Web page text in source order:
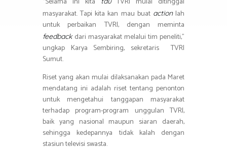
masyarakat. Tapi kita kan mau buat actionlah
untuk perbaikan TVRI, dengan meminta
feedback dari masyarakat melalui tim peneliti,”
ungkap Karya Sembiring, sekretaris TVRI
Sumut.
Riset yang akan mulai dilaksanakan pada Maret
mendatang ini adalah riset tentang penonton
untuk mengetahui tanggapan masyarakat
terhadap program-program unggulan TVRI,
baik yang nasional maupun siaran daerah,
sehingga kedepannya tidak kalah dengan
stasiun televisi swasta.